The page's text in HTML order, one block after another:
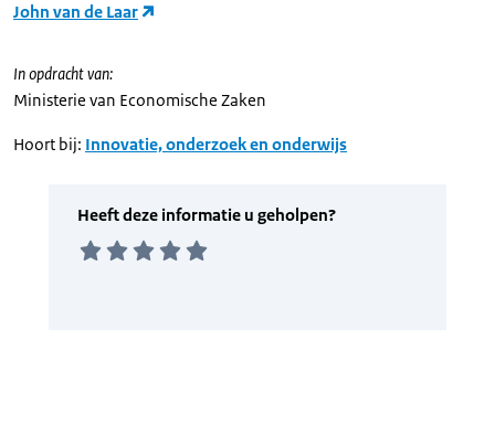
John van de Laar
In opdracht van:
Ministerie van Economische Zaken
Hoort bij: Innovatie, onderzoek en onderwijs